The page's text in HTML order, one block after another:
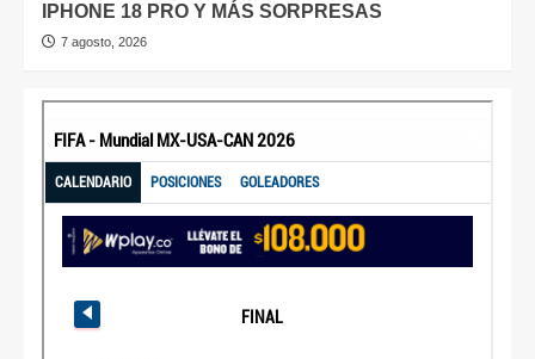
IPHONE 18 PRO Y MÁS SORPRESAS
7 agosto, 2026